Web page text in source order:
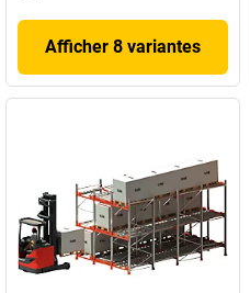
Afficher 8 variantes